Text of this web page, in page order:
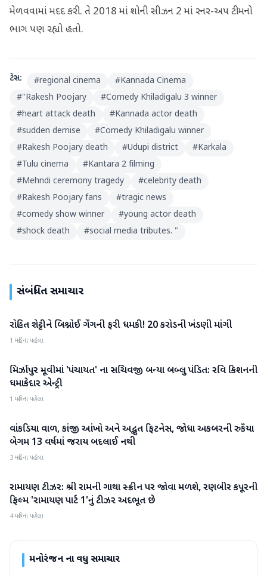
મેળવવામાં મદદ કરી. તે 2018 માં શોની સીઝન 2 માં રનર-અપ ટીમનો
ભાગ પણ રહ્યો હતો.
ટેગ્સ: #regional cinema #Kannada Cinema
#"Rakesh Poojary #Comedy Khiladigalu 3 winner
#heart attack death #Kannada actor death
#sudden demise #Comedy Khiladigalu winner
#Rakesh Poojary death #Udupi district #Karkala
#Tulu cinema #Kantara 2 filming
#Mehndi ceremony tragedy #celebrity death
#Rakesh Poojary fans #tragic news
#comedy show winner #young actor death
#shock death #social media tributes. "
સંબંધિત સમાચાર
મનોરંજન
રોહિત શેટ્ટીને બિશ્નોઈ ગેંગની ફરી ધમકી! 20 કરોડની ખંડણી માંગી
1 મહિના પહેલા
મનોરંજન
મિર્ઝાપુર મૂવીમાં 'પંચાયત' ના સચિવજી બન્યા બબ્લુ પંડિત: રવિ કિશનની
ધમાકેદાર એન્ટ્રી
1 મહિના પહેલા
મનોરંજન
વાંકડિયા વાળ, કાંજી આંખો અને અદ્ભુત ફિટનેસ, જોધા અકબરની રુકૈયા
બેગમ 13 વર્ષમાં જરાય બદલાઈ નથી
3 મહિના પહેલા
મનોરંજન
રામાયણ ટીઝર: શ્રી રામની ગાથા સ્ક્રીન પર જોવા મળશે, રણબીર કપૂરની
ફિલ્મ 'રામાયણ પાર્ટ 1'નું ટીઝર અદભૂત છે
4 મહિના પહેલા
મનોરંજનના વધુ સમાચાર